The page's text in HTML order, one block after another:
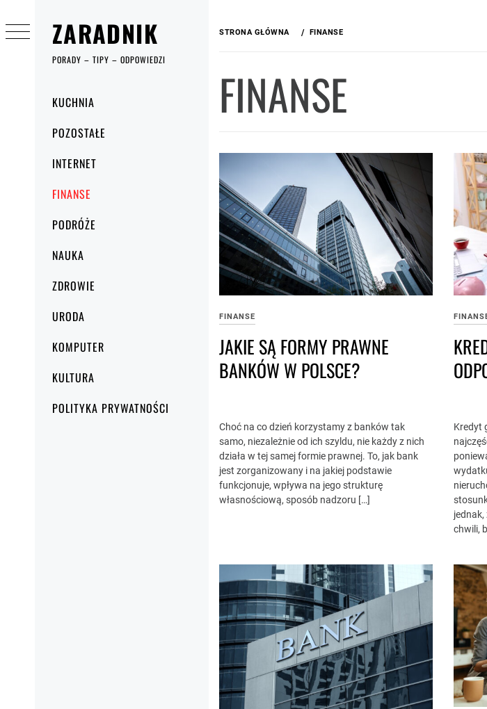
ZARADNIK
PORADY – TIPY – ODPOWIEDZI
główneKUCHNIA
POZOSTAŁE
INTERNET
FINANSE
PODRÓŻE
NAUKA
ZDROWIE
URODA
KOMPUTER
KULTURA
POLITYKA PRYWATNOŚCI
do
treści
STRONA GŁÓWNA FINANSE
FINANSE
FINANSE
JAKIE SĄ FORMY PRAWNE
BANKÓW W POLSCE?
Choć na co dzień korzystamy z banków tak
samo, niezależnie od ich szyldu, nie każdy z nich
działa w tej samej formie prawnej. To, jak bank
jest zorganizowany i na jakiej podstawie
funkcjonuje, wpływa na jego strukturę
własnościową, sposób nadzoru […]
Kredyt
jednak,
chwili,